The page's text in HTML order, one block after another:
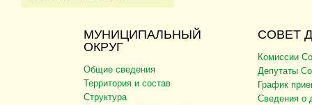
МУНИЦИПАЛЬНЫЙ
ОКРУГ
Общие сведения
Территория и состав
Структура
СОВЕТ
Комиссии
Депутаты
График
Сведения о